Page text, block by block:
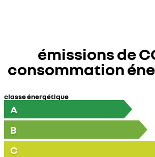
émissions de
consommation
classe énergétique
A
B
C